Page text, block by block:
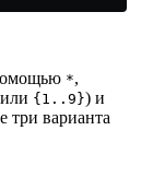
*,
или {1..9}) и
три варианта